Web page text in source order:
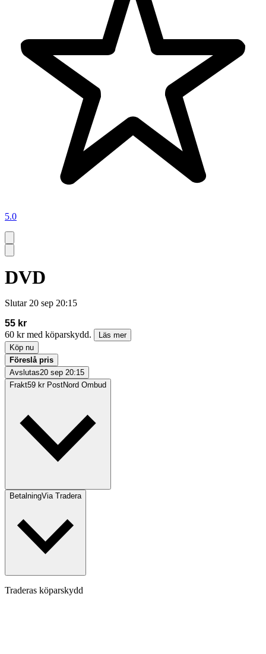
5.0
DVD
Slutar 20 sep 20:15
55 kr
60 kr med köparskydd.
Läs mer
Köp nu
Föreslå pris
Avslutas20 sep 20:15
Frakt59 kr PostNord Ombud
BetalningVia Tradera
Traderas köparskydd